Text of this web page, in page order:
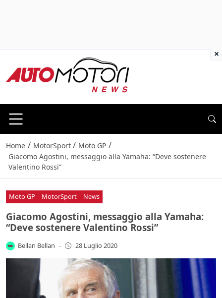
Home / MotorSport / Moto GP /
Giacomo Agostini, messaggio alla Yamaha: “Deve sostenere
Valentino Rossi”
Moto GP MotorSport News
Giacomo Agostini, messaggio alla Yamaha:
“Deve sostenere Valentino Rossi”
Bellan Bellan - 28 Luglio 2020
×